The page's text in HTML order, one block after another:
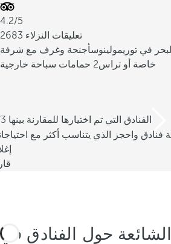
4.2/5
2683 تعليقات النزلاء
في توريمولينوسأجنحة وغرف مع شرفة
خاصة أو تراس2 حمامات سباحة خارجية
/3 الفنادق التي تم اختيارها للمقارنة بينها
فنادق واحجز الذي يتناسب أكثر مع
الشائعة حول الفنادق في
ش
ه
ر
ة
ا
م
ك
ا
ل